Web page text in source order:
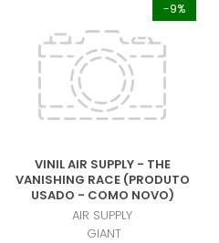
-9%
VINIL AIR SUPPLY - THE
VANISHING RACE (PRODUTO
USADO - COMO NOVO)
AIR SUPPLY
GIANT